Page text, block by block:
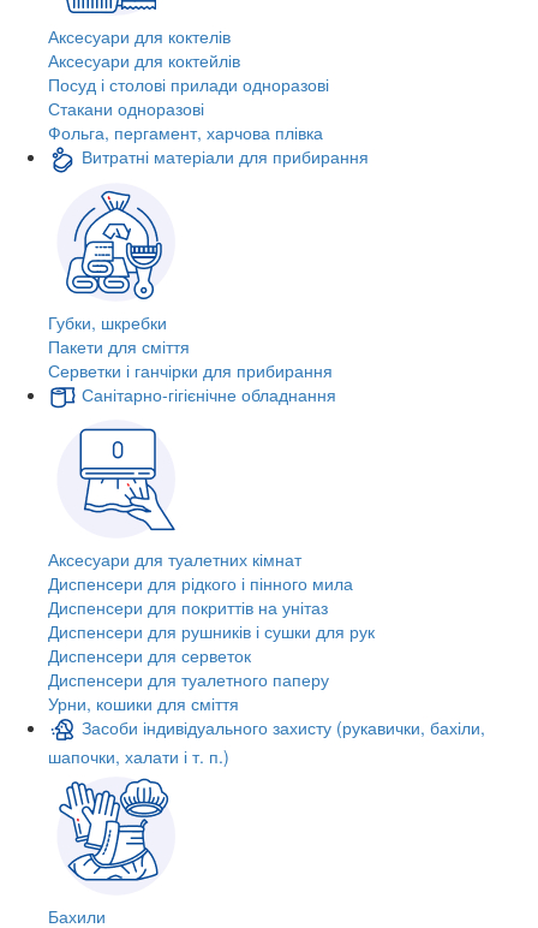
Аксесуари для коктелів
Аксесуари для коктейлів
Посуд і столові прилади одноразові
Стакани одноразові
Фольга, пергамент, харчова плівка
Витратні матеріали для прибирання
Губки, шкребки
Пакети для сміття
Серветки і ганчірки для прибирання
Санітарно-гігієнічне обладнання
Аксесуари для туалетних кімнат
Диспенсери для рідкого і пінного мила
Диспенсери для покриттів на унітаз
Диспенсери для рушників і сушки для рук
Диспенсери для серветок
Диспенсери для туалетного паперу
Урни, кошики для сміття
Засоби індивідуального захисту (рукавички, бахіли,
шапочки, халати і т. п.)
Бахили